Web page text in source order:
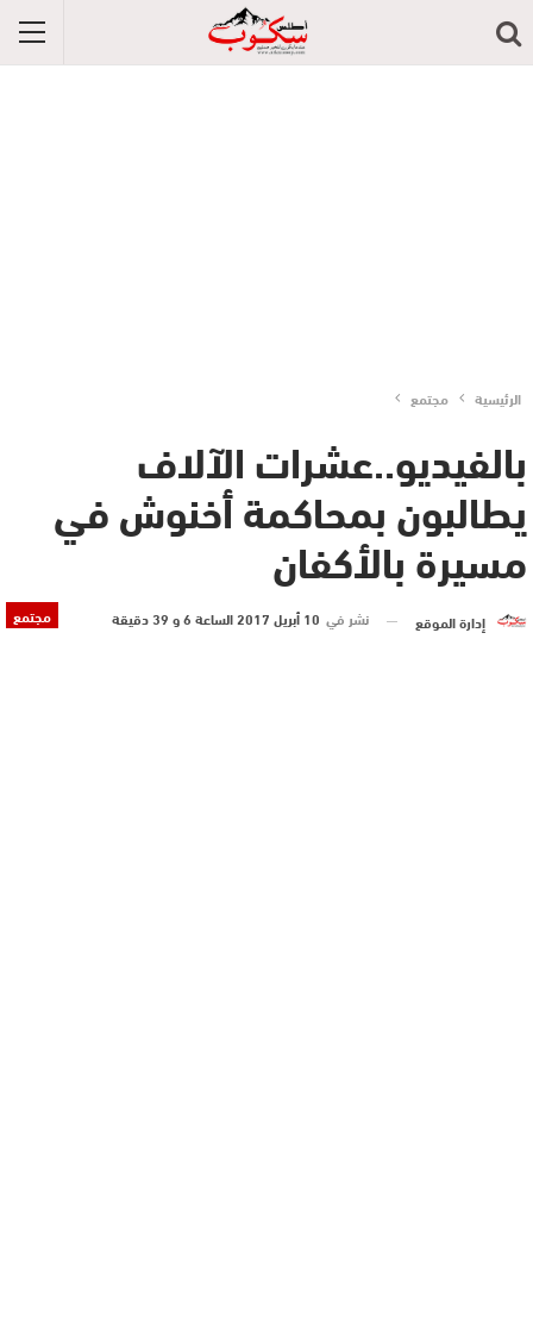
الرئيسية مجتمع
بالفيديو..عشرات الآلاف
يطالبون بمحاكمة أخنوش في
مسيرة بالأكفان
مجتمع إدارة الموقع نشر في 10 أبريل 2017 الساعة 6 و 39 دقيقة